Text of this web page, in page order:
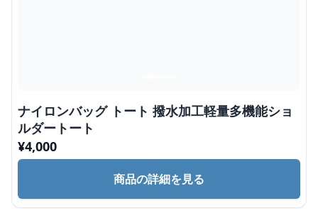
ナイロンバッグ トート 撥水加工軽量多機能ショ
ルダートート
¥4,000
商品の詳細を見る